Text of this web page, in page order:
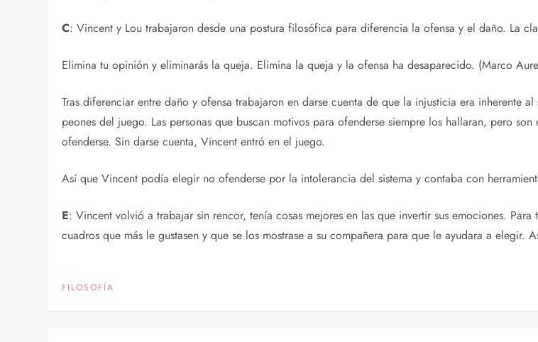
C: Vincent y Lou trabajaron desde una postura filosófica para diferencia la ofensa y el daño. La
Elimina tu opinión y eliminarás la queja. Elimina la queja y la ofensa ha desaparecido. (Marco
Tras diferenciar entre daño y ofensa trabajaron en darse cuenta de que la injusticia era inherente
peones del juego. Las personas que buscan motivos para ofenderse siempre los hallaran, pero
ofenderse. Sin darse cuenta, Vincent entró en el juego.
Así que Vincent podía elegir no ofenderse por la intolerancia del sistema y contaba con
E: Vincent volvió a trabajar sin rencor, tenía cosas mejores en las que invertir sus emociones.
cuadros que más le gustasen y que se los mostrase a su compañera para que le ayudara a elegir.
FILOSOFÍA